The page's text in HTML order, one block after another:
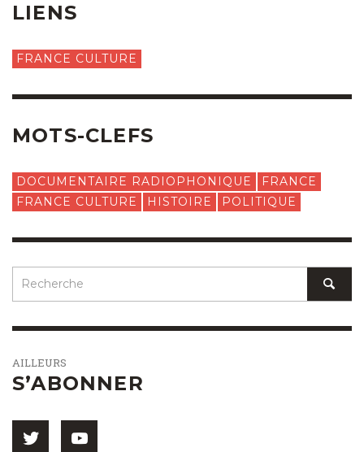
LIENS
FRANCE CULTURE
MOTS-CLEFS
DOCUMENTAIRE RADIOPHONIQUE
FRANCE
FRANCE CULTURE
HISTOIRE POLITIQUE
AILLEURS
S’ABONNER